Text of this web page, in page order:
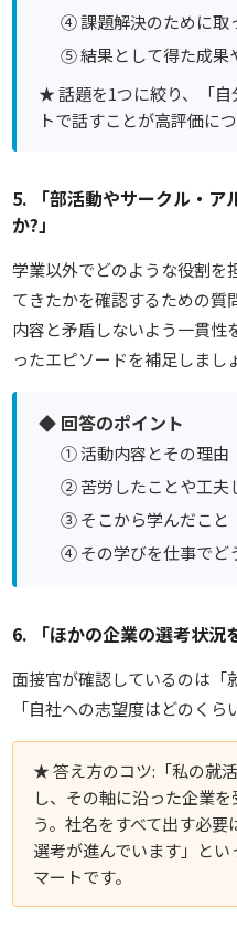
④ 課題解決のために取
⑤ 結果として得た成果
★ 話題を1つに絞り、「自
トで話すことが高評価に
5. 「部活動やサークル・ア
か?」
学業以外でどのような役割を
てきたかを確認するための質
内容と矛盾しないよう一貫性
ったエピソードを補足しまし
◆ 回答のポイント
① 活動内容とその理由
② 苦労したことや工夫
③ そこから学んだこと
④ その学びを仕事でど
6. 「ほかの企業の選考状況
面接官が確認しているのは「
「自社への志望度はどのくら
★答え方のコツ:「私の就
し、その軸に沿った企業
う。社名をすべて出す必
選考が進んでいます」と
マートです。